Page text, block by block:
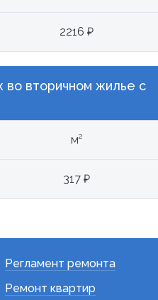
2216 ₽
вторичном жилье с
м²
317 ₽
Регламент ремонта
Ремонт квартир